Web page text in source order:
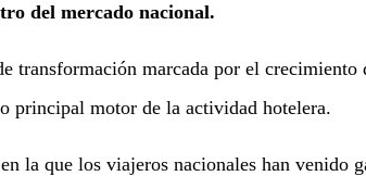
del mercado nacional.
transformación marcada por el
principal motor de la actividad hotelera.
la que los viajeros nacionales han venido